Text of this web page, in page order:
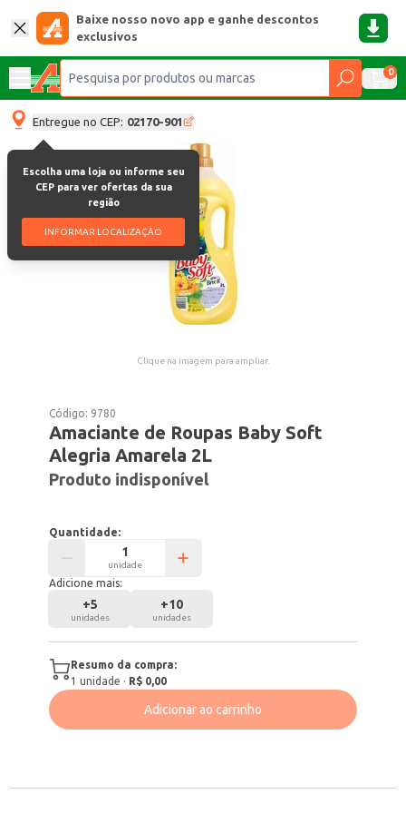
Baixe nosso novo app e ganhe descontos
exclusivos
0
Entregue no CEP: 02170-901
Escolha uma loja ou informe seu
CEP para ver ofertas da sua
região
INFORMAR LOCALIZAÇÃO
Clique na imagem para ampliar.
Código: 9780
Amaciante de Roupas Baby Soft
Alegria Amarela 2L
Produto indisponível
Quantidade:
unidade
Adicione mais:
+5
unidades
+10
unidades
Resumo da compra:
1 unidade · R$ 0,00
Adicionar ao carrinho